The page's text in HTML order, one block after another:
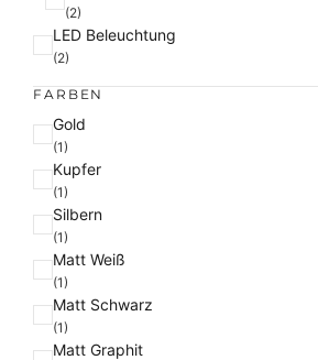
g
r
(2)
LED Beleuchtung
(2)
FARBEN
F
a
r
b
e
Gold
(1)
Kupfer
(1)
Silbern
(1)
Matt Weiß
(1)
Matt Schwarz
(1)
Matt Graphit